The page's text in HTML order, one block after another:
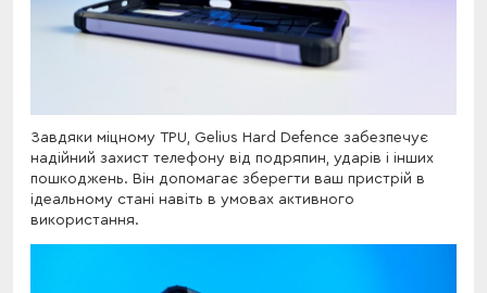
Завдяки міцному TPU, Gelius Hard Defence забезпечує
надійний захист телефону від подряпин, ударів і інших
пошкоджень. Він допомагає зберегти ваш пристрій в
ідеальному стані навіть в умовах активного
використання.